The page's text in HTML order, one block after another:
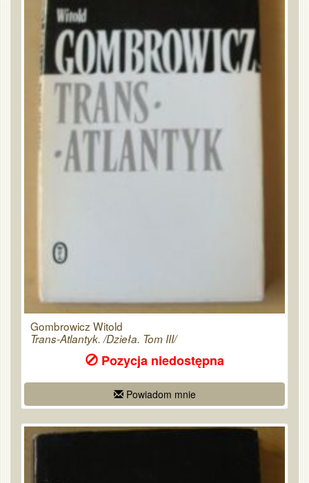
Gombrowicz Witold
Trans-Atlantyk. /Dzieła. Tom III/
Pozycja niedostępna
Powiadom mnie